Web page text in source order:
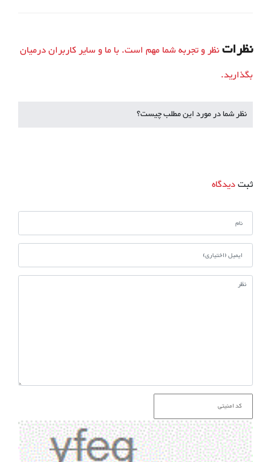
نظراتنظر و تجربه شما مهم است. با ما و سایر کاربران درمیان
بگذارید.
نظر شما در مورد این مطلب چیست؟
ثبتدیدگاه